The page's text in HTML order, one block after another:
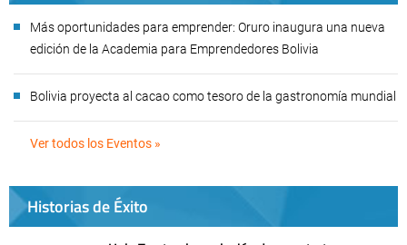
Más oportunidades para emprender: Oruro inaugura una nueva
edición de la Academia para Emprendedores Bolivia
Bolivia proyecta al cacao como tesoro de la gastronomía mundial
Ver todos los Eventos »
Historias de Éxito